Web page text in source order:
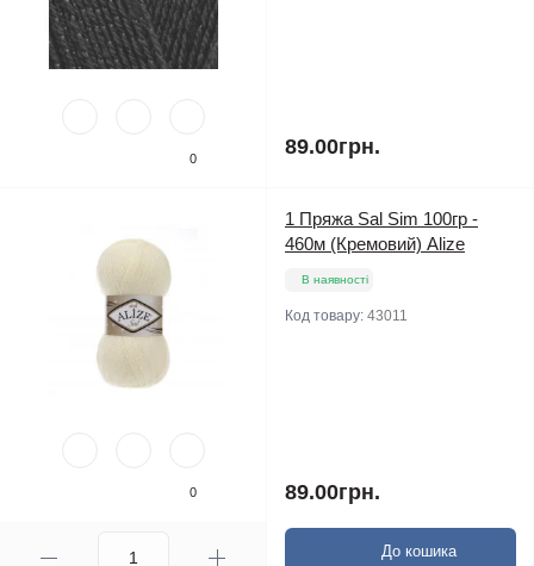
0 89.00грн.
0
1 Пряжа Sal Sim 100гр -
460м (Кремовий) Alize
В наявності
Код товару: 43011
89.00грн.
До кошика